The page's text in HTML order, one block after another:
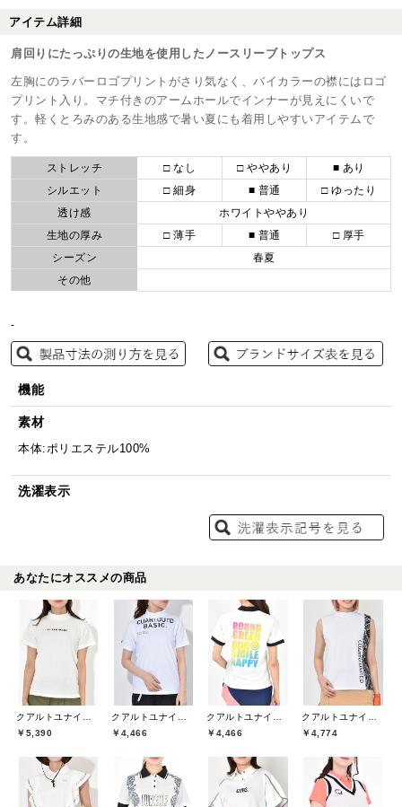
アイテム詳細
肩回りにたっぷりの生地を使用したノースリーブトップス
左胸にのラバーロゴプリントがさり気なく、バイカラーの襟にはロゴ
プリント入り。マチ付きのアームホールでインナーが見えにくいで
す。軽くとろみのある生地感で暑い夏にも着用しやすいアイテムで
す。
ストレッチ □ なし □ ややあり
■ あり
シルエット
□ 細身 ■ 普通
□ ゆったり
透け感
ホワイトややあり
生地の厚み
□ 薄手 ■ 普通
□ 厚手
シーズン
春夏
その他
-
機能
素材
本体:ポリエステル100%
洗濯表示
あなたにオススメの商品
￥5,390
￥4,466
￥4,466
￥4,774